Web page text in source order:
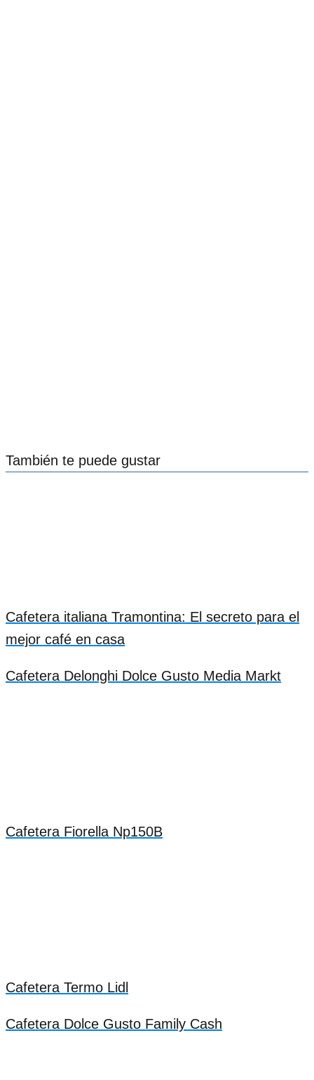
También te puede gustar
Cafetera italiana Tramontina: El secreto para el
mejor café en casa
Cafetera Delonghi Dolce Gusto Media Markt
Cafetera Fiorella Np150B
Cafetera Termo Lidl
Cafetera Dolce Gusto Family Cash